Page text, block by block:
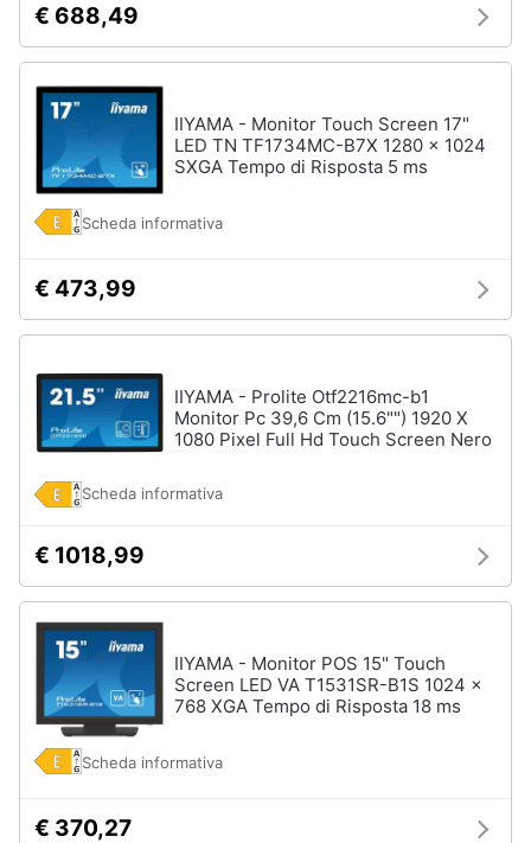
€ 688,49
IIYAMA - Monitor Touch Screen 17"
LED TN TF1734MC-B7X 1280 x 1024
SXGA Tempo di Risposta 5 ms
Scheda informativa
€ 473,99
IIYAMA - Prolite Otf2216mc-b1
Monitor Pc 39,6 Cm (15.6"") 1920 X
1080 Pixel Full Hd Touch Screen Nero
Scheda informativa
€ 1018,99
IIYAMA - Monitor POS 15" Touch
Screen LED VA T1531SR-B1S 1024 x
768 XGA Tempo di Risposta 18 ms
Scheda informativa
€ 370,27